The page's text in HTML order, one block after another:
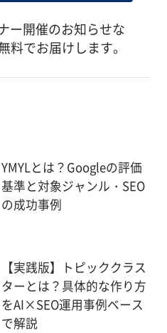
ー開催のお知らせな
料でお届けします。
YMYLとは？Googleの評価
基準と対象ジャンル・SEO
の成功事例
【実践版】トピッククラス
ターとは？具体的な作り方
をAI×SEO運用事例ベース
で解説